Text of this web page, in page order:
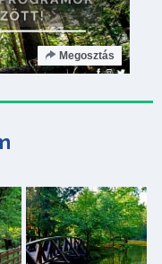
Megosztás